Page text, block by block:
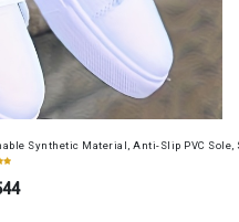
Synthetic Material, Anti-Slip PVC